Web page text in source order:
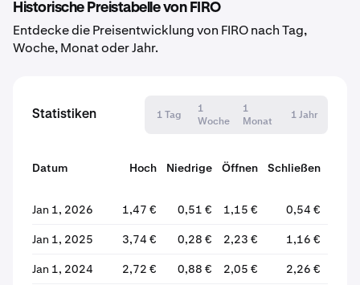
Historische Preistabelle von FIRO
Entdecke die Preisentwicklung von FIRO nach Tag,
Woche, Monat oder Jahr.
Statistiken 1 Tag
1
Woche
1
Monat
1 Jahr
Datum Hoch Niedrige Öffnen
Schließen
Jan 1, 2026
1,47 € 0,51 € 1,15 € 0,54 €
Jan 1, 2025 3,74 € 0,28 € 2,23 € 1,16 €
Jan 1, 2024 2,72 € 0,88 € 2,05 € 2,26 €